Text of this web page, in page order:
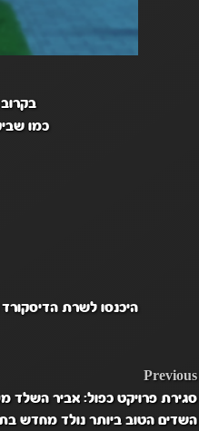
בקרוב אוציא
כמו
היכנסו לשרת
POST
Previous
השדים הטוב ביותר נולד מחדש